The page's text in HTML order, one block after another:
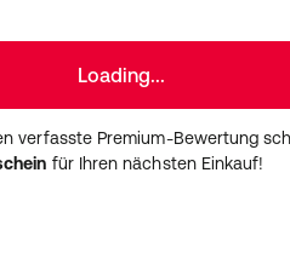
Loading...
verfasste Premium-Bewertung
für Ihren nächsten Einkauf!